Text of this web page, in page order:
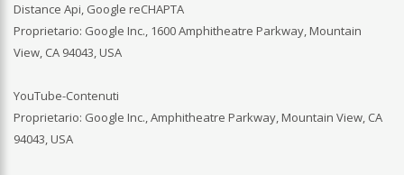
Distance Api, Google reCHAPTA
Proprietario: Google Inc., 1600 Amphitheatre Parkway, Mountain
View, CA 94043, USA
YouTube-Contenuti
Proprietario: Google Inc., Amphitheatre Parkway, Mountain View, CA
94043, USA